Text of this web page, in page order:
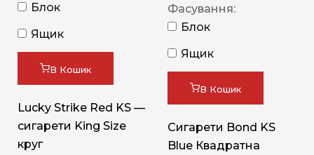
Блок
Ящик
В Кошик
Lucky Strike Red KS —
сигарети King Size
круг
Фасування:
Блок
Ящик
В Кошик
Сигарети Bond KS
Blue Квадратна